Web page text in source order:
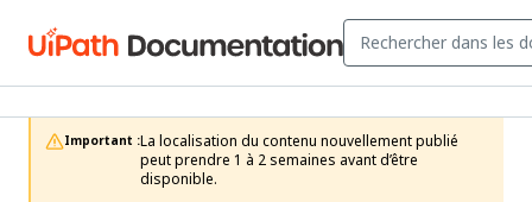
Important :La localisation du contenu nouvellement publié
peut prendre 1 à 2 semaines avant d’être
disponible.